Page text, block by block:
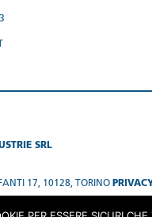
SRL
17, 10128, TORINO